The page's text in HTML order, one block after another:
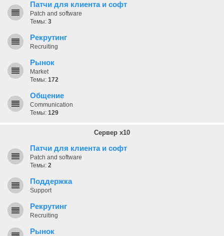
Патчи для клиента и софт
Patch and software
Темы: 3
Рекрутинг
Recruiting
Рынок
Market
Темы: 172
Общение
Communication
Темы: 129
Сервер x10
Патчи для клиента и софт
Patch and software
Темы: 2
Поддержка
Support
Рекрутинг
Recruiting
Рынок